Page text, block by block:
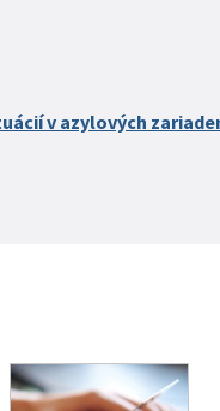
v azylových